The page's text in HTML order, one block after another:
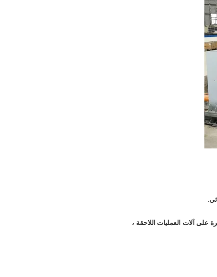
تكديس الألواح تلقائيًا دون الحاجة إلى الفرز. يمكن رفع لوحات متعددة (مثل 30) مباشرة على آلات العمليات اللاحقة ،